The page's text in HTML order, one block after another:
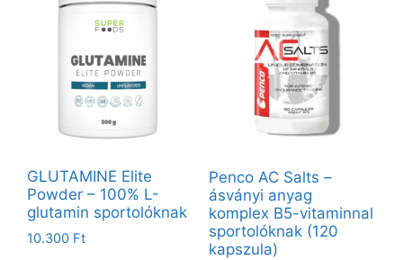
GLUTAMINE Elite
Powder – 100% L-
glutamin sportolóknak
10.300 Ft
Penco AC Salts –
ásványi anyag
komplex B5-vitaminnal
sportolóknak (120
kapszula)